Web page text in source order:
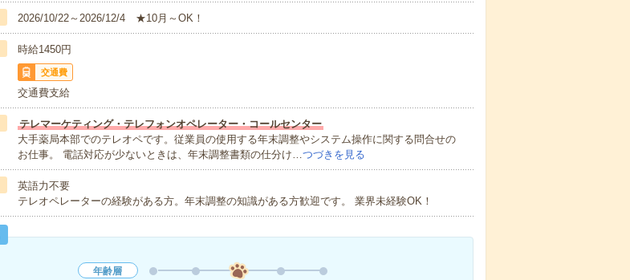
2026/10/22～2026/12/4 ★10月～OK！
時給1450円
交通費
交通費支給
テレマーケティング・テレフォンオペレーター・コールセンター
大手薬局本部でのテレオペです。従業員の使用する年末調整やシステム操作に関する問合せの
お仕事。 電話対応が少ないときは、年末調整書類の仕分け…つづきを見る
英語力不要
テレオペレーターの経験がある方。年末調整の知識がある方歓迎です。 業界未経験OK！
年齢層